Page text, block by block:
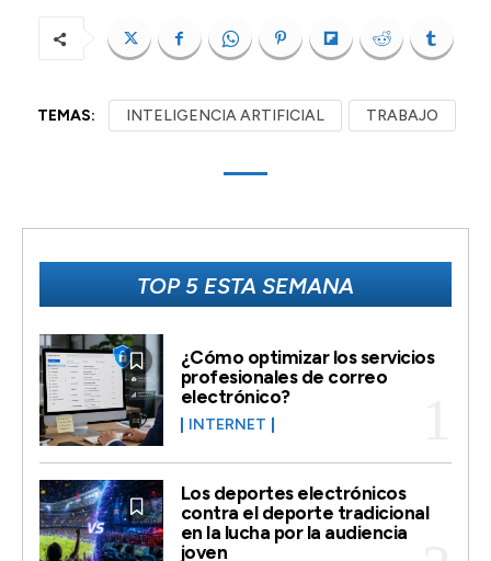
TEMAS: INTELIGENCIA ARTIFICIAL TRABAJO
TOP 5 ESTA SEMANA
¿Cómo optimizar los servicios
profesionales de correo
electrónico?
INTERNET
Los deportes electrónicos
contra el deporte tradicional
en la lucha por la audiencia
joven